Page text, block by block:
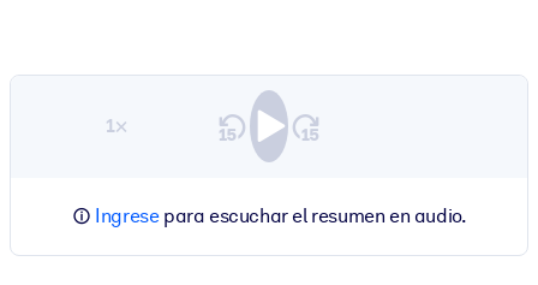
1×
Ingresepara escuchar el resumen en audio.